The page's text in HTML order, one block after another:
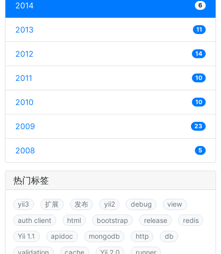
2014 6
2013 11
2012 14
2011 10
2010 10
2009 23
2008 5
热门标签
yii3 扩展 发布 yii2 debug
view
auth client
html bootstrap release
redis
Yii 1.1
apidoc mongodb http
db
validation
cache Yii 2.0 runner